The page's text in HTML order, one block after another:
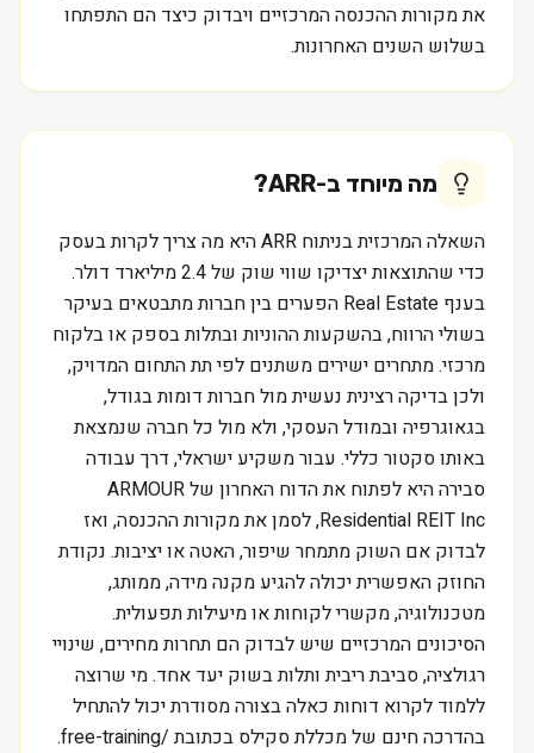
את מקורות ההכנסה המרכזיים ויבדוק כיצד הם התפתחו
בשלוש השנים האחרונות.
מה מיוחד ב-ARR
?
השאלה המרכזית בניתוח ARR היא מה צריך לקרות בעסק
כדי שהתוצאות יצדיקו שווי שוק של 2.4 מיליארד דולר.
בענף Real Estate הפערים בין חברות מתבטאים בעיקר
בשולי הרווח, בהשקעות ההוניות ובתלות בספק או בלקוח
מרכזי. מתחרים ישירים משתנים לפי תת התחום המדויק,
ולכן בדיקה רצינית נעשית מול חברות דומות בגודל,
בגאוגרפיה ובמודל העסקי, ולא מול כל חברה שנמצאת
באותו סקטור כללי. עבור משקיע ישראלי, דרך עבודה
סבירה היא לפתוח את הדוח האחרון של ARMOUR
Residential REIT Inc, לסמן את מקורות ההכנסה, ואז
לבדוק אם השוק מתמחר שיפור, האטה או יציבות. נקודת
החוזק האפשרית יכולה להגיע מקנה מידה, ממותג,
מטכנולוגיה, מקשרי לקוחות או מיעילות תפעולית.
הסיכונים המרכזיים שיש לבדוק הם תחרות מחירים, שינויי
רגולציה, סביבת ריבית ותלות בשוק יעד אחד. מי שרוצה
ללמוד לקרוא דוחות כאלה בצורה מסודרת יכול להתחיל
בהדרכה חינם של מכללת סקילס בכתובת /free-training.